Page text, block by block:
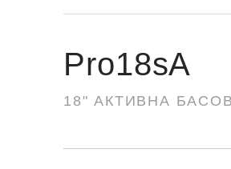
Pro18sA
18" АКТИВНА